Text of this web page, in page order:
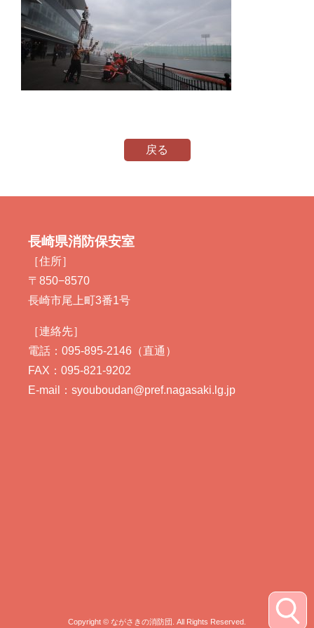
戻る
長崎県消防保安室
［住所］
〒850−8570
長崎市尾上町3番1号
［連絡先］
電話：095-895-2146（直通）
FAX：095-821-9202
E-mail：syouboudan@pref.nagasaki.lg.jp
Copyright © ながさきの消防団. All Rights Reserved.